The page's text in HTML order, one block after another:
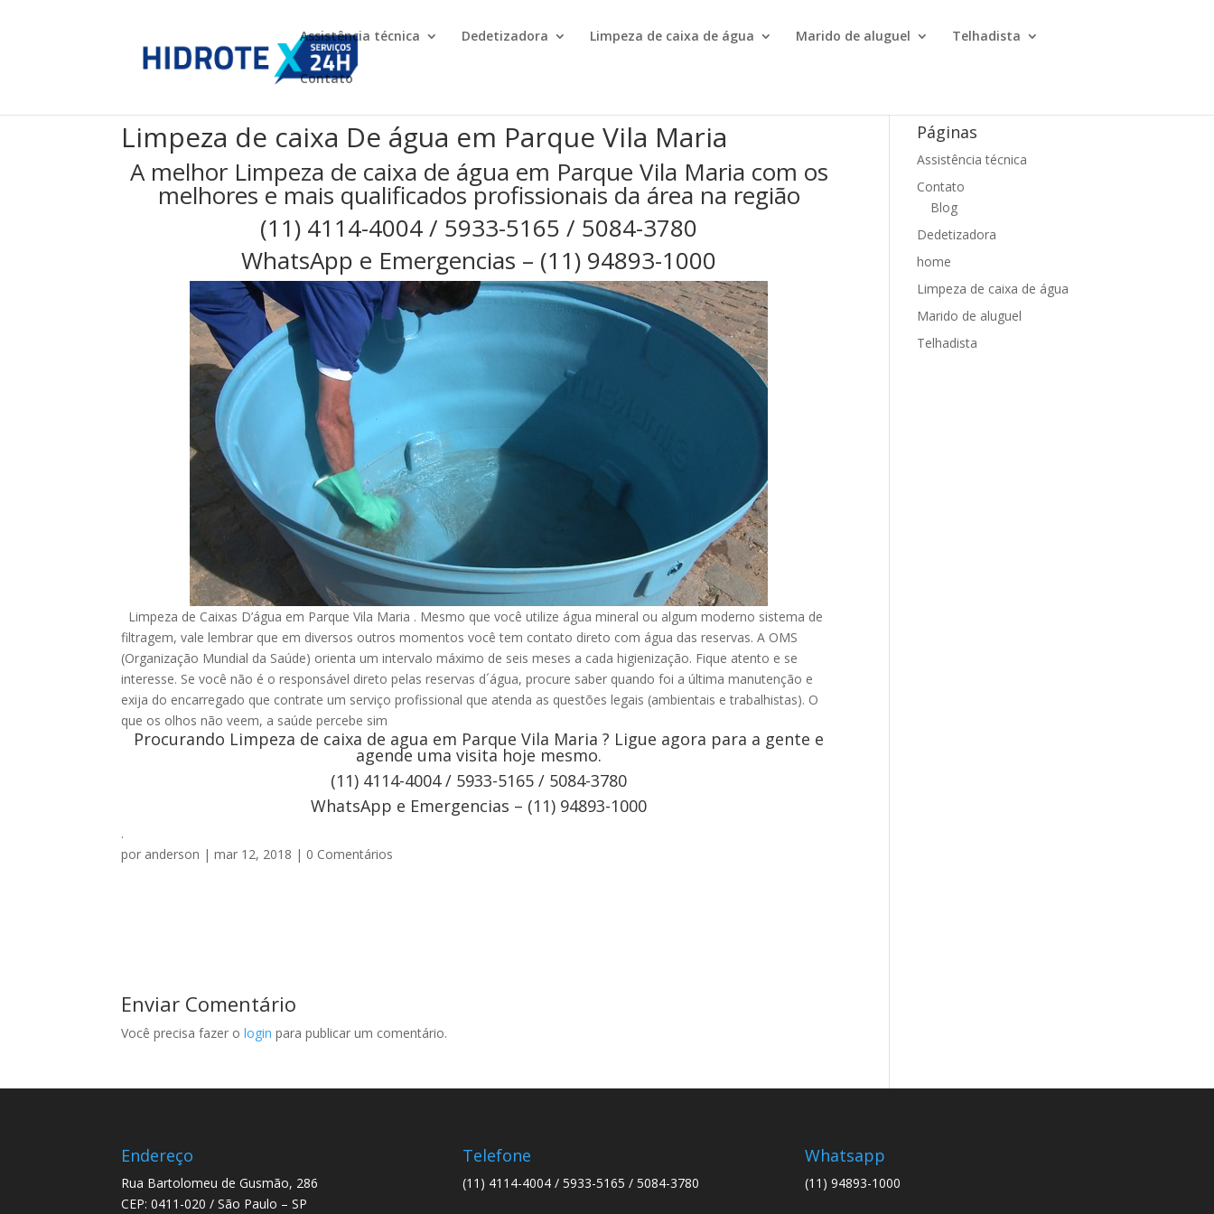
Assistência técnica Dedetizadora Limpeza de caixa de água Marido de aluguel Telhadista
Contato
Limpeza de caixa De água em Parque Vila Maria
A melhor Limpeza de caixa de água em Parque Vila Maria com os
melhores e mais qualificados profissionais da área na região
(11) 4114-4004 / 5933-5165 / 5084-3780
WhatsApp e Emergencias – (11) 94893-1000
Limpeza de Caixas D’água em Parque Vila Maria . Mesmo que você utilize água mineral ou algum moderno sistema de
filtragem, vale lembrar que em diversos outros momentos você tem contato direto com água das reservas. A OMS
(Organização Mundial da Saúde) orienta um intervalo máximo de seis meses a cada higienização. Fique atento e se
interesse. Se você não é o responsável direto pelas reservas d´água, procure saber quando foi a última manutenção e
exija do encarregado que contrate um serviço profissional que atenda as questões legais (ambientais e trabalhistas). O
que os olhos não veem, a saúde percebe sim
Procurando Limpeza de caixa de agua em Parque Vila Maria ? Ligue agora para a gente e
agende uma visita hoje mesmo.
(11) 4114-4004 / 5933-5165 / 5084-3780
WhatsApp e Emergencias – (11) 94893-1000
.
por anderson |mar 12, 2018 | 0 Comentários
Enviar Comentário
Você precisa fazer ologin para publicar um comentário.
Páginas
Assistência técnica
Contato
Blog
Dedetizadora
home
Limpeza de caixa de água
Marido de aluguel
Telhadista
Endereço
Rua Bartolomeu de Gusmão, 286
CEP: 0411-020 / São Paulo – SP
Telefone
(11) 4114-4004 / 5933-5165 / 5084-3780
Whatsapp
(11) 94893-1000